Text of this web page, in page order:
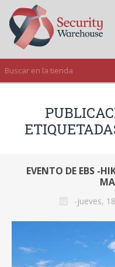
INICIAR SESIÓN
EVENTO DE EBS -
-jueves,